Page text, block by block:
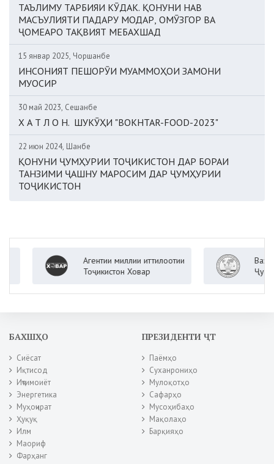
ТАЪЛИМУ ТАРБИЯИ КӮДАК. ҚОНУНИ НАВ
МАСЪУЛИЯТИ ПАДАРУ МОДАР, ОМӮЗГОР ВА
ҶОМЕАРО ТАҚВИЯТ МЕБАХШАД
15 январ 2025, Чоршанбе
ИНСОНИЯТ ПЕШОРӮИ МУАММОҲОИ ЗАМОНИ
МУОСИР
30 май 2023, Сешанбе
Х А Т Л О Н. ШУКӮҲИ "BOKHTAR-FOOD-2023"
22 июн 2024, Шанбе
ҚОНУНИ ҶУМҲУРИИ ТОҶИКИСТОН ДАР БОРАИ
ТАНЗИМИ ҶАШНУ МАРОСИМ ДАР ҶУМҲУРИИ
ТОҶИКИСТОН
Агентии миллии иттилоотии
Тоҷикистон Ховар
Вазорати
Ҷумҳурии
БАХШҲО
Сиёсат
Иқтисод
Иҷтимоиёт
Энергетика
Муҳоҷират
Ҳуқуқ
Илм
Маориф
Фарҳанг
ПРЕЗИДЕНТИ ҶТ
Паёмҳо
Суханрониҳо
Мулоқотҳо
Сафарҳо
Мусоҳибаҳо
Мақолаҳо
Барқияҳо